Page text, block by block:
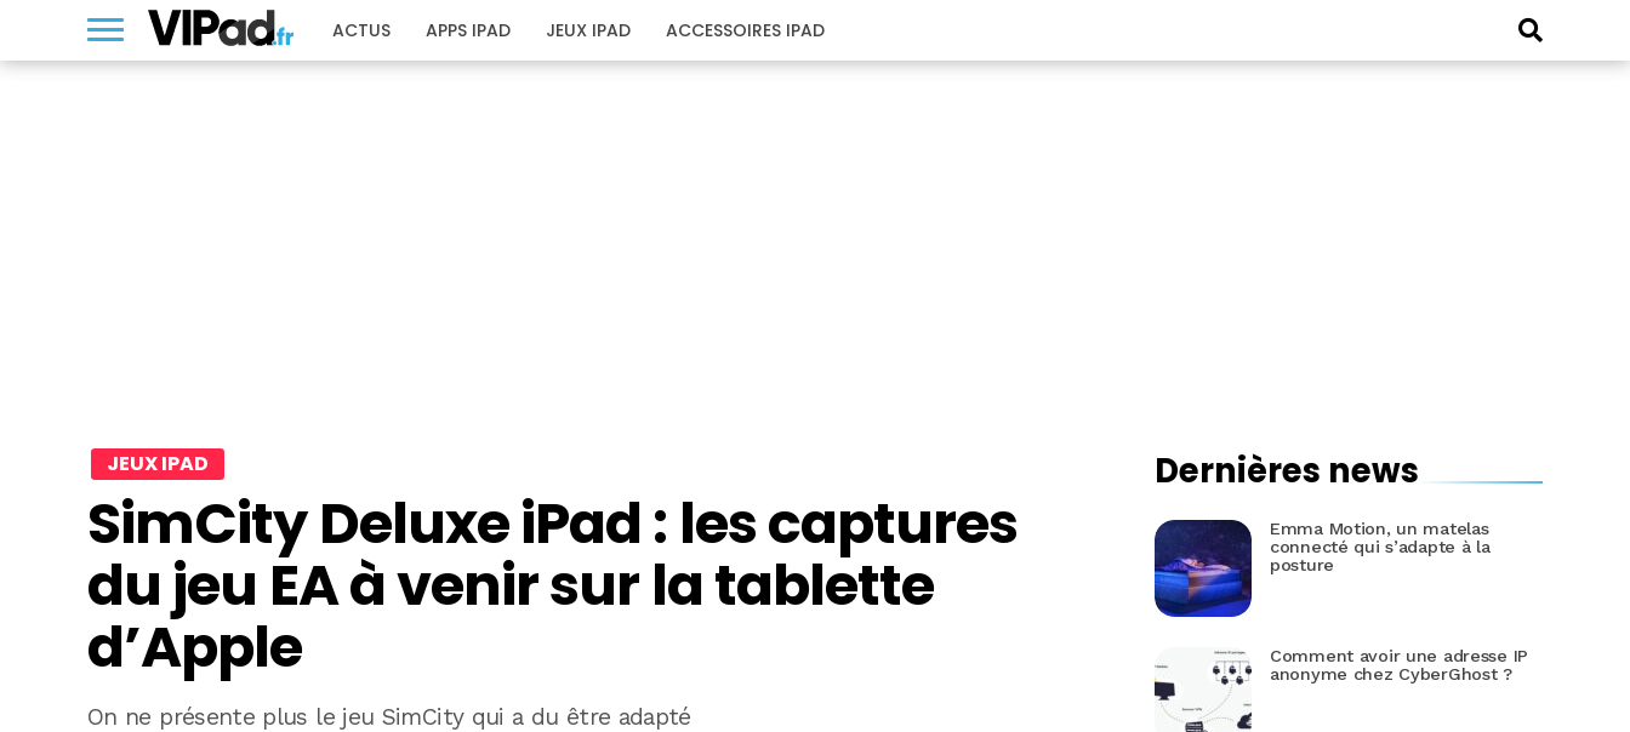
ACTUS APPS IPAD JEUX IPAD ACCESSOIRES IPAD
JEUX IPAD
SimCity Deluxe iPad : les captures
du jeu EA à venir sur la tablette
d’Apple
On ne présente plus le jeu SimCity qui a du être adapté
Dernières news
Emma Motion, un matelas
connecté qui s’adapte à la
posture
Comment avoir une adresse IP
anonyme chez CyberGhost ?